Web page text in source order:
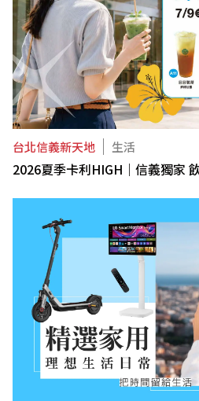
台北信義新天地 生活
2026夏季卡利HIGH｜信義獨家